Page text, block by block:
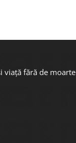
viață fără de moarte